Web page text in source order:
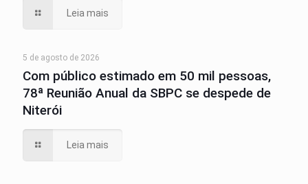
Leia mais
5 de agosto de 2026
Com público estimado em 50 mil pessoas,
78ª Reunião Anual da SBPC se despede de
Niterói
Leia mais